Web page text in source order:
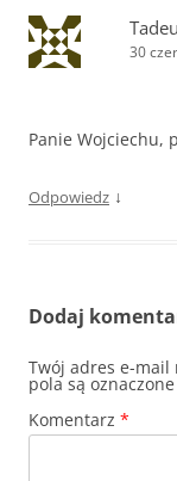
30
Panie Wojciechu,
Odpowiedz ↓
Dodaj
Twój adres e-
pola są oznaczone
Komentarz *